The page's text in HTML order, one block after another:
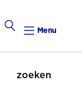
Menu
zoeken